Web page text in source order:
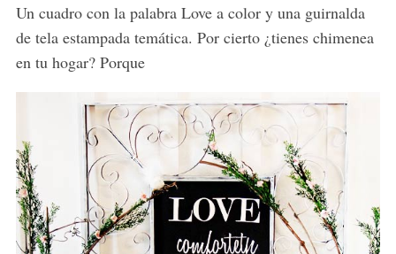
Un cuadro con la palabra Love a color y una guirnalda
de tela estampada temática. Por cierto ¿tienes chimenea
en tu hogar? Porque